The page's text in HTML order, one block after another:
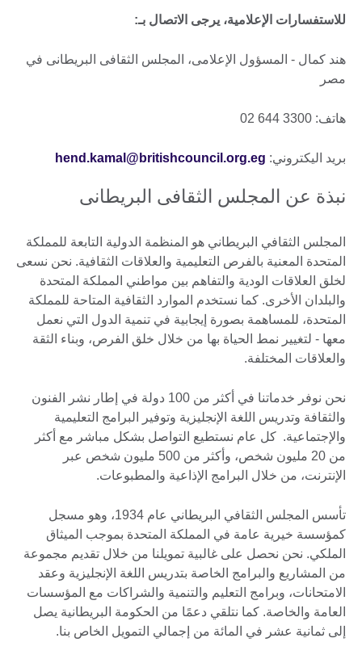
للاستفسارات الإعلامية، يرجى الاتصال بـ:
هند كمال - المسؤول الإعلامى، المجلس الثقافى البريطانى في
مصر
هاتف: 3300 644 02
بريد اليكتروني: hend.kamal@britishcouncil.org.eg
نبذة عن المجلس الثقافى البريطانى
المجلس الثقافي البريطاني هو المنظمة الدولية التابعة للمملكة
المتحدة المعنية بالفرص التعليمية والعلاقات الثقافية. نحن نسعى
لخلق العلاقات الودية والتفاهم بين مواطني المملكة المتحدة
والبلدان الأخرى. كما نستخدم الموارد الثقافية المتاحة للمملكة
المتحدة، للمساهمة بصورة إيجابية في تنمية الدول التي نعمل
معها - لتغيير نمط الحياة بها من خلال خلق الفرص، وبناء الثقة
والعلاقات المختلفة.
نحن نوفر خدماتنا في أكثر من 100 دولة في إطار نشر الفنون
والثقافة وتدريس اللغة الإنجليزية وتوفير البرامج التعليمية
والإجتماعية. كل عام نستطيع التواصل بشكل مباشر مع أكثر
من 20 مليون شخص، وأكثر من 500 مليون شخص عبر
الإنترنت، من خلال البرامج الإذاعية والمطبوعات.
تأسس المجلس الثقافي البريطاني عام 1934، وهو مسجل
كمؤسسة خيرية عامة في المملكة المتحدة بموجب الميثاق
الملكي. نحن نحصل على غالبية تمويلنا من خلال تقديم مجموعة
من المشاريع والبرامج الخاصة بتدريس اللغة الإنجليزية وعقد
الامتحانات، وبرامج التعليم والتنمية والشراكات مع المؤسسات
العامة والخاصة. كما نتلقي دعمًا من الحكومة البريطانية يصل
إلى ثمانية عشر في المائة من إجمالي التمويل الخاص بنا.